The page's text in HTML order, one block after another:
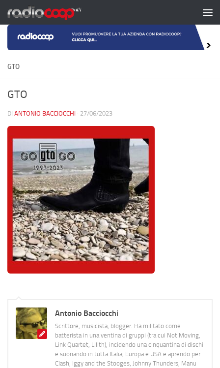
Salta al contenuto
GTO
GTO
DI ANTONIO BACCIOCCHI · 27/06/2023
Antonio Bacciocchi
Scrittore, musicista, blogger. Ha militato come
batterista in una ventina di gruppi (tra cui Not Moving,
Link Quartet, Lilith), incidendo una cinquantina di dischi
e suonando in tutta Italia, Europa e USA e aprendo per
Clash, Iggy and the Stooges, Johnny Thunders, Manu